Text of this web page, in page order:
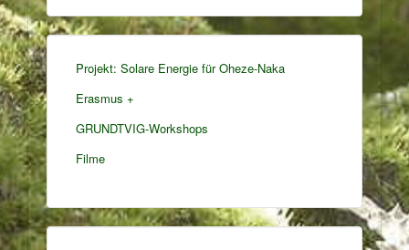
Projekt: Solare Energie für Oheze-Naka
Erasmus +
GRUNDTVIG-Workshops
Filme